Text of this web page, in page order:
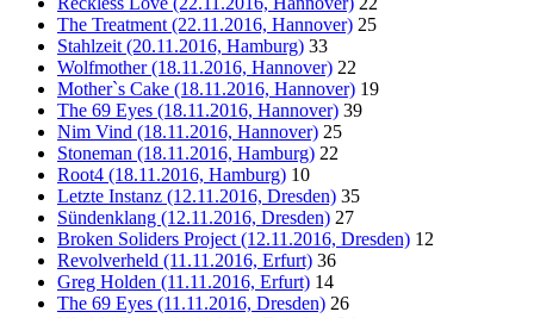
The Treatment (22.11.2016, Hannover) 25
Stahlzeit (20.11.2016, Hamburg) 33
Wolfmother (18.11.2016, Hannover) 22
Mother`s Cake (18.11.2016, Hannover) 19
The 69 Eyes (18.11.2016, Hannover) 39
Nim Vind (18.11.2016, Hannover) 25
Stoneman (18.11.2016, Hamburg) 22
Root4 (18.11.2016, Hamburg) 10
Letzte Instanz (12.11.2016, Dresden) 35
Sündenklang (12.11.2016, Dresden) 27
Broken Soliders Project (12.11.2016, Dresden) 12
Revolverheld (11.11.2016, Erfurt) 36
Greg Holden (11.11.2016, Erfurt) 14
The 69 Eyes (11.11.2016, Dresden) 26